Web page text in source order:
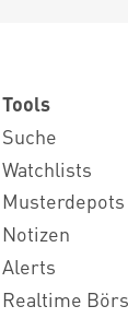
Tools
Suche
Watchlists
Musterdepots
Notizen
Alerts
Realtime